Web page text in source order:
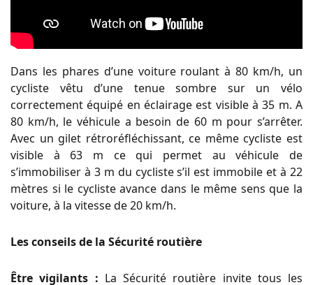
Dans les phares d’une voiture roulant à 80 km/h, un
cycliste vêtu d’une tenue sombre sur un vélo
correctement équipé en éclairage est visible à 35 m. A
80 km/h, le véhicule a besoin de 60 m pour s’arrêter.
Avec un gilet rétroréfléchissant, ce même cycliste est
visible à 63 m ce qui permet au véhicule de
s’immobiliser à 3 m du cycliste s’il est immobile et à 22
mètres si le cycliste avance dans le même sens que la
voiture, à la vitesse de 20 km/h.
Les conseils de la Sécurité routière
Être vigilants : La Sécurité routière invite tous les